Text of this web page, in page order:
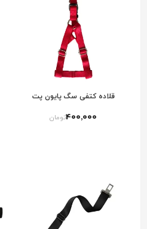
قلاده کتفی سگ پایون پت
400٬000تومان